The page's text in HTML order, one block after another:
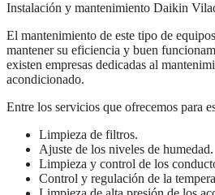
Instalación y mantenimiento Daikin
El mantenimiento de este tipo de
mantener su eficiencia y buen
existen empresas dedicadas al
acondicionado.
Entre los servicios que ofrecemos para
Limpieza de filtros.
Ajuste de los niveles de humedad.
Limpieza y control de los
Control y regulación de la